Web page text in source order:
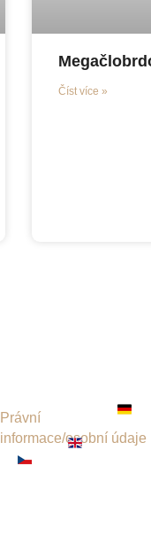
Číst více »
Právní
informace/osobní údaje